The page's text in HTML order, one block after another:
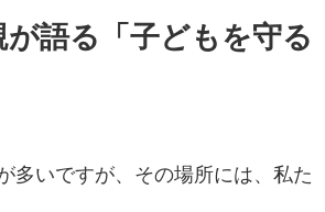
語る「子どもを守る
多いですが、その場所には、私た